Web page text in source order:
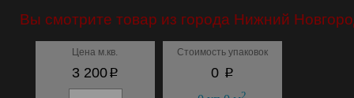
Вы смотрите товар из города Нижний
Цена м.кв.
3 200p
Стоимость упаковок
0 p
2